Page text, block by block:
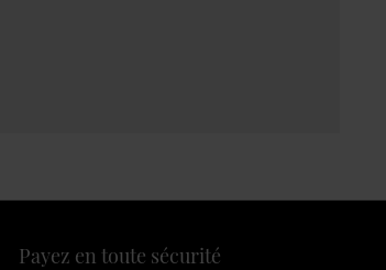
Payez en toute sécurité